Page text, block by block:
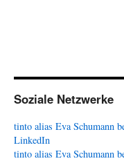
Soziale Netzwerke
tinto alias Eva Schumann
LinkedIn
tinto alias Eva Schumann